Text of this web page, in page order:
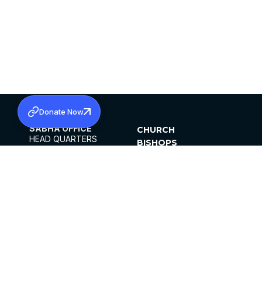
SABHA OFFICE
HEAD QUARTERS
CHURCH
BISHOPS
Donate Now